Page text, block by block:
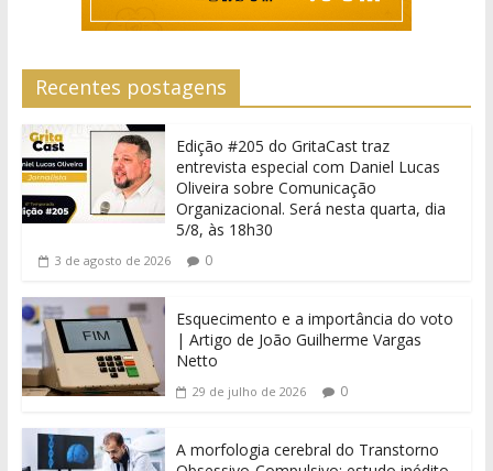
Recentes postagens
Edição #205 do GritaCast traz
entrevista especial com Daniel Lucas
Oliveira sobre Comunicação
Organizacional. Será nesta quarta, dia
5/8, às 18h30
3 de agosto de 2026 0
Esquecimento e a importância do voto
| Artigo de João Guilherme Vargas
Netto
29 de julho de 2026 0
A morfologia cerebral do Transtorno